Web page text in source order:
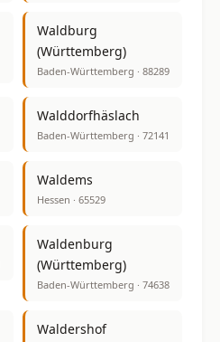
Waldburg
(Württemberg)
Baden-Württemberg · 88289
Walddorfhäslach
Baden-Württemberg · 72141
Waldems
Hessen · 65529
Waldenburg
(Württemberg)
Baden-Württemberg · 74638
Waldershof